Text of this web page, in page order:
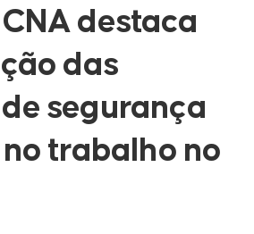
destaca
das
segurança
trabalho no